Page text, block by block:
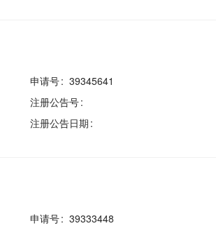
申请号 39345641
注册公告号
注册公告日期
申请号 39333448